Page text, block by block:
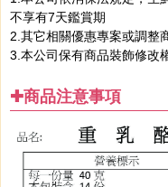
不享有7天鑑賞期
2.其它相關優惠專案或調整
3.本公司保有商品裝飾修改
✚商品注意事項